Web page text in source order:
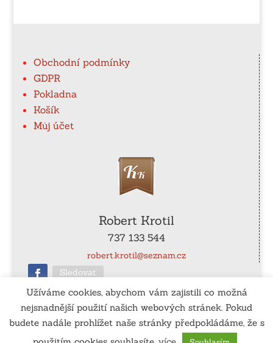
Obchodní podmínky
GDPR
Pokladna
Košík
Můj účet
Robert Krotil
737 133 544
robert.krotil@seznam.cz
Sledovat
ČÚ: 115-990540267/0100
Užíváme cookies, abychom vám zajistili co možná
nejsnadnější použití našich webových stránek. Pokud
budete nadále prohlížet naše stránky předpokládáme, že s